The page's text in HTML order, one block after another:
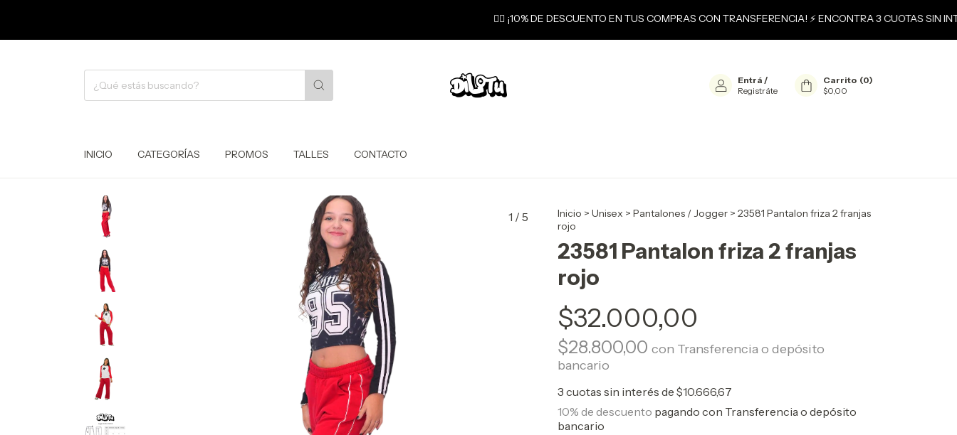
❤️‍🔥 ¡10% DE DESCUENTO EN TUS COMPRAS CON TRANSFERENCIA! ⚡ ENCONTRA 3 CUOTAS SIN
Entrá /
Registráte
Carrito (0)
$0,00
INICIO CATEGORÍAS PROMOS TALLES CONTACTO
1 / 5 Inicio > Unisex > Pantalones / Jogger > 23581 Pantalon friza 2 franjas
rojo
23581 Pantalon friza 2 franjas
rojo
$32.000,00
$28.800,00 con Transferencia o depósito
bancario
3 cuotas sin interés de $10.666,67
10% de descuento pagando con Transferencia o depósito
bancario